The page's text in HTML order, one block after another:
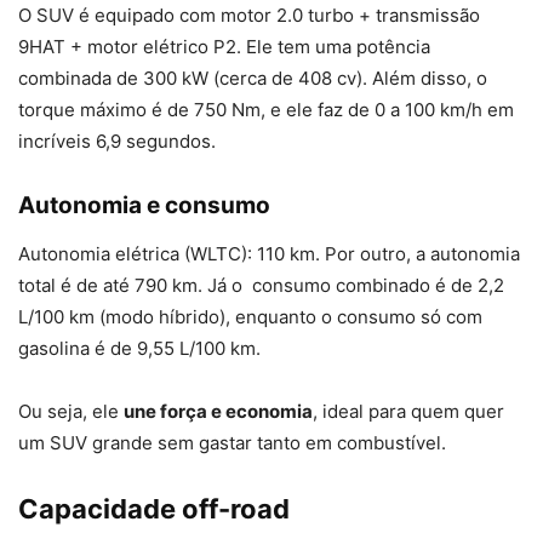
O SUV é equipado com motor 2.0 turbo + transmissão
9HAT + motor elétrico P2. Ele tem uma potência
combinada de 300 kW (cerca de 408 cv). Além disso, o
torque máximo é de 750 Nm, e ele faz de 0 a 100 km/h em
incríveis 6,9 segundos.
Autonomia e consumo
Autonomia elétrica (WLTC): 110 km. Por outro, a autonomia
total é de até 790 km. Já o consumo combinado é de 2,2
L/100 km (modo híbrido), enquanto o consumo só com
gasolina é de 9,55 L/100 km.
Ou seja, ele une força e economia, ideal para quem quer
um SUV grande sem gastar tanto em combustível.
Capacidade off-road